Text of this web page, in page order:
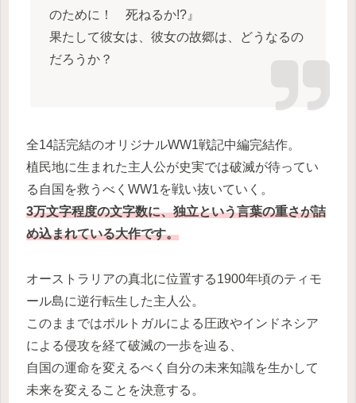
のために！ 死ねるか!?』
果たして彼女は、彼女の故郷は、どうなるの
だろうか？
全14話完結のオリジナルWW1戦記中編完結作。
植民地に生まれた主人公が史実では破滅が待ってい
る自国を救うべくWW1を戦い抜いていく。
3万文字程度の文字数に、独立という言葉の重さが詰
め込まれている大作です。
オーストラリアの真北に位置する1900年頃のティモ
ール島に逆行転生した主人公。
このままではポルトガルによる圧政やインドネシア
による侵攻を経て破滅の一歩を辿る、
自国の運命を変えるべく自分の未来知識を生かして
未来を変えることを決意する。